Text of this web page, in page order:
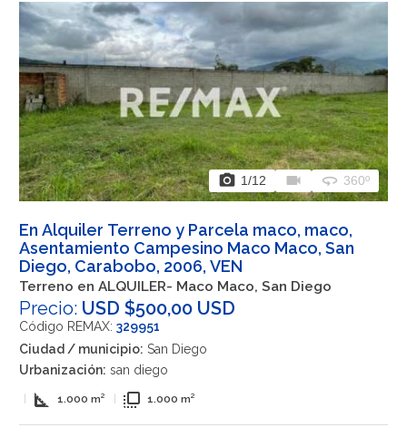
photo_camera 1/12 videocam 360 360º
En Alquiler Terreno y Parcela maco, maco,
Asentamiento Campesino Maco Maco, San
Diego, Carabobo, 2006, VEN
Terreno en ALQUILER- Maco Maco, San Diego
Precio: USD $500,00 USD
Código REMAX: 329951
Ciudad / municipio: San Diego
Urbanización: san diego
square_foot 1.000 m² flip_to_front 1.000 m²